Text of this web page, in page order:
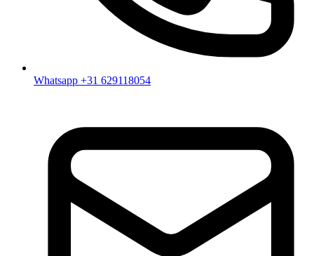
Whatsapp +31 629118054